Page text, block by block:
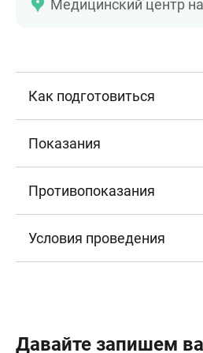
Медицинский центр
Как подготовиться
Показания
Противопоказания
Условия проведения
Давайте запишем